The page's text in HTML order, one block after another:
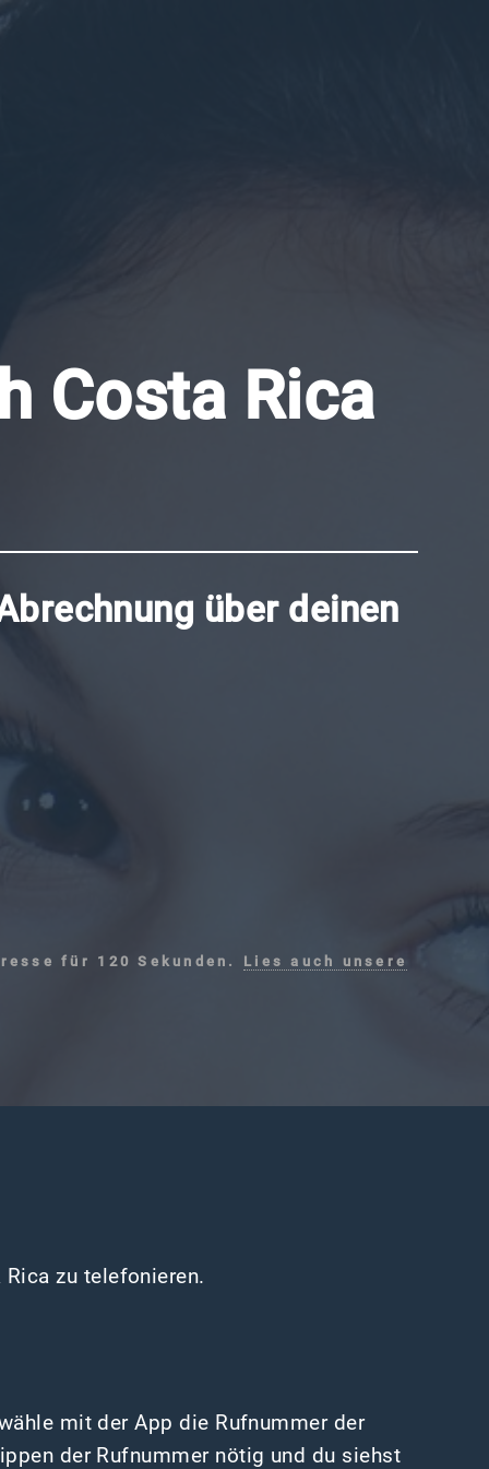
Costa Rica
über deinen
für 120 Sekunden. Lies auch unsere
zu telefonieren.
mit der App die Rufnummer der
der Rufnummer nötig und du siehst